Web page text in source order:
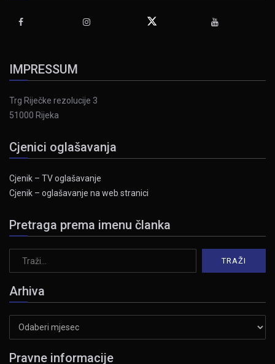
IMPRESSUM
Trg Riječke rezolucije 3
51000 Rijeka
Cjenici oglašavanja
Cjenik – TV oglašavanje
Cjenik – oglašavanje na web stranici
Pretraga prema imenu članka
Arhiva
Pravne informacije